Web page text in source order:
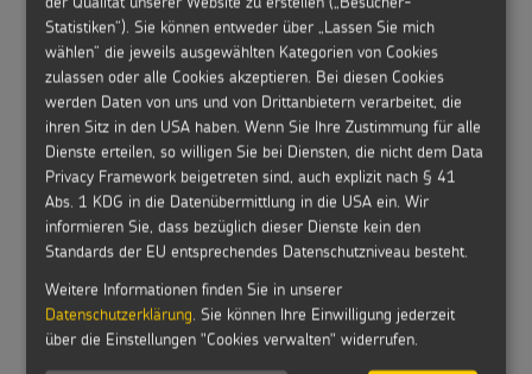
Sternsinger 3/2025: Teile wie Sankt Martin
Sternsinger 1/2025: Ihr seid Helden! Das war die Aktion
2025
Statistiken“). Sie können entweder über „Lassen Sie mich
wählen“ die jeweils ausgewählten Kategorien von Cookies
zulassen oder alle Cookies akzeptieren. Bei diesen Cookies
werden Daten von uns und von Drittanbietern verarbeitet, die
ihren Sitz in den USA haben. Wenn Sie Ihre Zustimmung für alle
Dienste erteilen, so willigen Sie bei Diensten, die nicht dem Data
Privacy Framework beigetreten sind, auch explizit nach § 41
Abs. 1 KDG in die Datenübermittlung in die USA ein. Wir
informieren Sie, dass bezüglich dieser Dienste kein den
Standards der EU entsprechendes Datenschutzniveau besteht.
Weitere Informationen finden Sie in unserer
Datenschutzerklärung. Sie können Ihre Einwilligung jederzeit
über die Einstellungen "Cookies verwalten" widerrufen.